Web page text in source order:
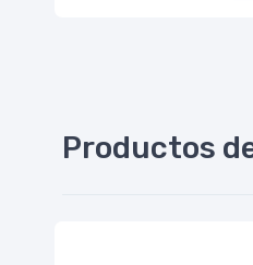
Productos